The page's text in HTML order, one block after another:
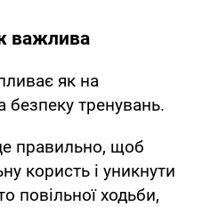
важлива
як на
безпеку тренувань.
правильно, щоб
користь і уникнути
повільної ходьби,